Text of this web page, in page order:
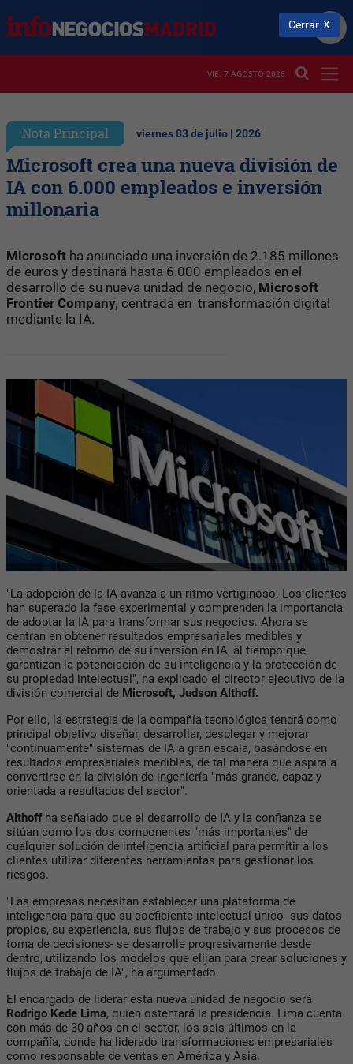
VIE. 7 AGOSTO 2026
Nota Principal viernes 03 de julio | 2026
Microsoft crea una nueva división de
IA con 6.000 empleados e inversión
millonaria
Microsoft ha anunciado una inversión de 2.185 millones
de euros y destinará hasta 6.000 empleados en el
desarrollo de su nueva unidad de negocio, Microsoft
Frontier Company, centrada en transformación digital
mediante la IA.
"La adopción de la IA avanza a un ritmo vertiginoso. Los clientes
han superado la fase experimental y comprenden la importancia
de adoptar la IA para transformar sus negocios. Ahora se
centran en obtener resultados empresariales medibles y
demostrar el retorno de su inversión en IA, al tiempo que
garantizan la potenciación de su inteligencia y la protección de
su propiedad intelectual", ha explicado el director ejecutivo de la
división comercial de Microsoft, Judson Althoff.
Por ello, la estrategia de la compañía tecnológica tendrá como
principal objetivo diseñar, desarrollar, desplegar y mejorar
"continuamente" sistemas de IA a gran escala, basándose en
resultados empresariales medibles, de tal manera que aspira a
convertirse en la división de ingeniería "más grande, capaz y
orientada a resultados del sector".
Althoffha señalado que el desarrollo de IA y la confianza se
sitúan como los dos componentes "más importantes" de
cualquier solución de inteligencia artificial para permitir a los
clientes utilizar diferentes herramientas para gestionar los
riesgos.
"Las empresas necesitan establecer una plataforma de
inteligencia para que su coeficiente intelectual único -sus datos
propios, su experiencia, sus flujos de trabajo y sus procesos de
toma de decisiones- se desarrolle progresivamente desde
dentro, utilizando los modelos que elijan para crear soluciones y
flujos de trabajo de IA", ha argumentado.
El encargado de liderar esta nueva unidad de negocio será
Rodrigo Kede Lima, quien ostentará la presidencia. Lima cuenta
con más de 30 años en el sector, los seis últimos en la
compañía, donde ha liderado transformaciones empresariales
como responsable de ventas en América y Asia.
Cerrar